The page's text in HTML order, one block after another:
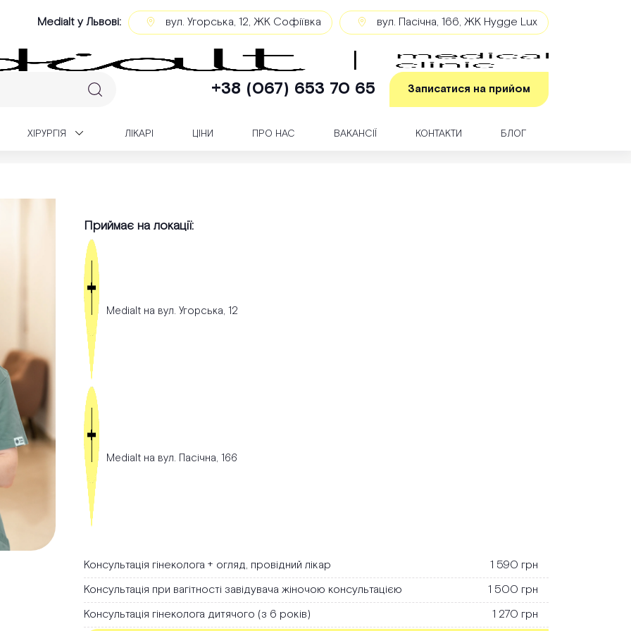
Medialt у Львові: вул. Угорська, 12, ЖК Софіївка вул. Пасічна, 166, ЖК Hygge Lux
+38 (067) 653 70 65 Записатися на прийом
XІРУРГІЯ ЛІКАРІ ЦІНИ ПРО НАС ВАКАНСІЇ КОНТАКТИ БЛОГ
Приймає на локації:
Medialt на вул. Угорська, 12
Medialt на вул. Пасічна, 166
Консультація гінеколога + огляд, провідний лікар
1 590 грн
Консультація при вагітності завідувача жіночою консультацією
1 500 грн
Консультація гінеколога дитячого (з 6 років)
1 270 грн